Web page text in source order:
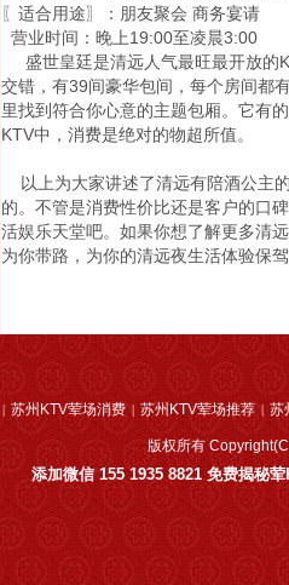
〖适合用途〗：朋友聚会 商务宴请
营业时间：晚上19:00至凌晨3:00
盛世皇廷是清远人气最旺最开放的
交错，有39间豪华包间，每个房间都
里找到符合你心意的主题包厢。它有
KTV中，消费是绝对的物超所值。
以上为大家讲述了清远有陪酒公主
的。不管是消费性价比还是客户的口
活娱乐天堂吧。如果你想了解更多清
为你带路，为你的清远夜生活体验保
版权所有
添加微信 155 1935 8821 免费揭秘
| 苏州KTV荤场消费 | 苏州KTV荤场推荐 | 苏